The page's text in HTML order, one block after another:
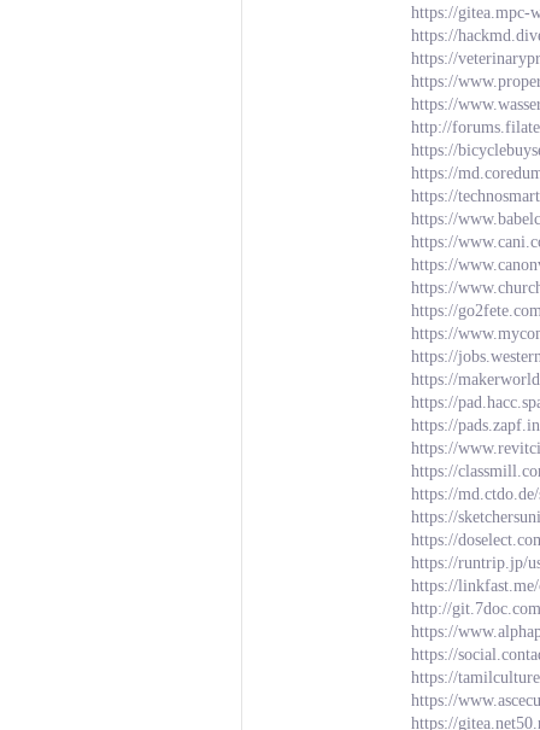
https://gitea.mpc-
https://
https://
https://
https://
http://
https://
https://
https://
https://
https://
https://
https://
https://
https://
https://
https://
https://
https://
https://
https://
https://
https://
https://
https://runtrip.jp/
https://
http://
https://
https://
https://
https://
https://